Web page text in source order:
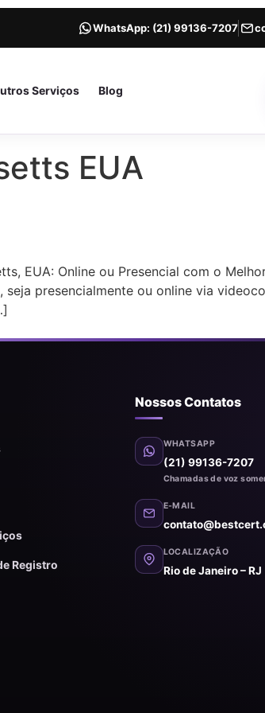
WhatsApp: (21) 99136-7207
Serviços Blog
EUA
EUA: Online ou Presencial com o
presencialmente ou online via
Registro
Nossos Contatos
WHATSAPP
(21) 99136-7207
Chamadas de voz
E-MAIL
LOCALIZAÇÃO
Rio de Janeiro – RJ